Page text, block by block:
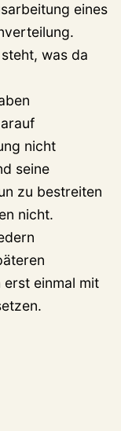
eines
was da
nicht
seine
zu bestreiten
nicht.
einmal mit